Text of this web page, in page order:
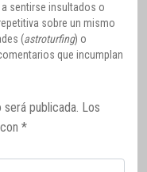
sentirse insultados o
sobre un mismo
(astroturfing) o
que incumplan
publicada. Los
*